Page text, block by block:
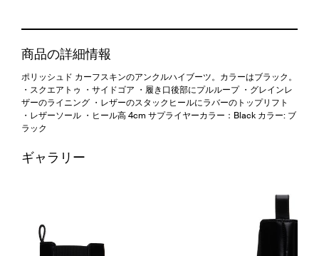
商品の詳細情報
ポリッシュド カーフスキンのアンクルハイブーツ。カラーはブラック。
・スクエアトゥ ・サイドゴア ・履き口後部にプルループ ・グレインレ
ザーのライニング ・レザーのスタックヒールにラバーのトップリフト
・レザーソール ・ヒール高 4cm サプライヤーカラー：Black カラー: ブ
ラック
ギャラリー